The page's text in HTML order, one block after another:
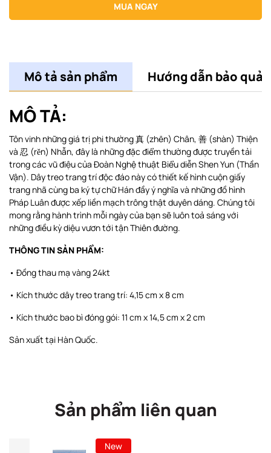
MUA NGAY
Mô tả sản phẩm Hướng dẫn bảo quản
MÔ TẢ:
Tôn vinh những giá trị phi thường 真 (zhēn) Chân, 善 (shàn) Thiện
và 忍 (rĕn) Nhẫn, đây là những đặc điểm thường được truyền tải
trong các vũ điệu của Đoàn Nghệ thuật Biểu diễn Shen Yun (Thần
Vận). Dây treo trang trí độc đáo này có thiết kế hình cuộn giấy
trang nhã cùng ba ký tự chữ Hán đầy ý nghĩa và những đồ hình
Pháp Luân được xếp liền mạch trông thật duyên dáng. Chúng tôi
mong rằng hành trình mỗi ngày của bạn sẽ luôn toả sáng với
những điều kỳ diệu vươn tới tận Thiên đường.
THÔNG TIN SẢN PHẨM:
• Đồng thau mạ vàng 24kt
• Kích thước dây treo trang trí: 4,15 cm x 8 cm
• Kích thước bao bì đóng gói: 11 cm x 14,5 cm x 2 cm
Sản xuất tại Hàn Quốc.
Sản phẩm liên quan
New